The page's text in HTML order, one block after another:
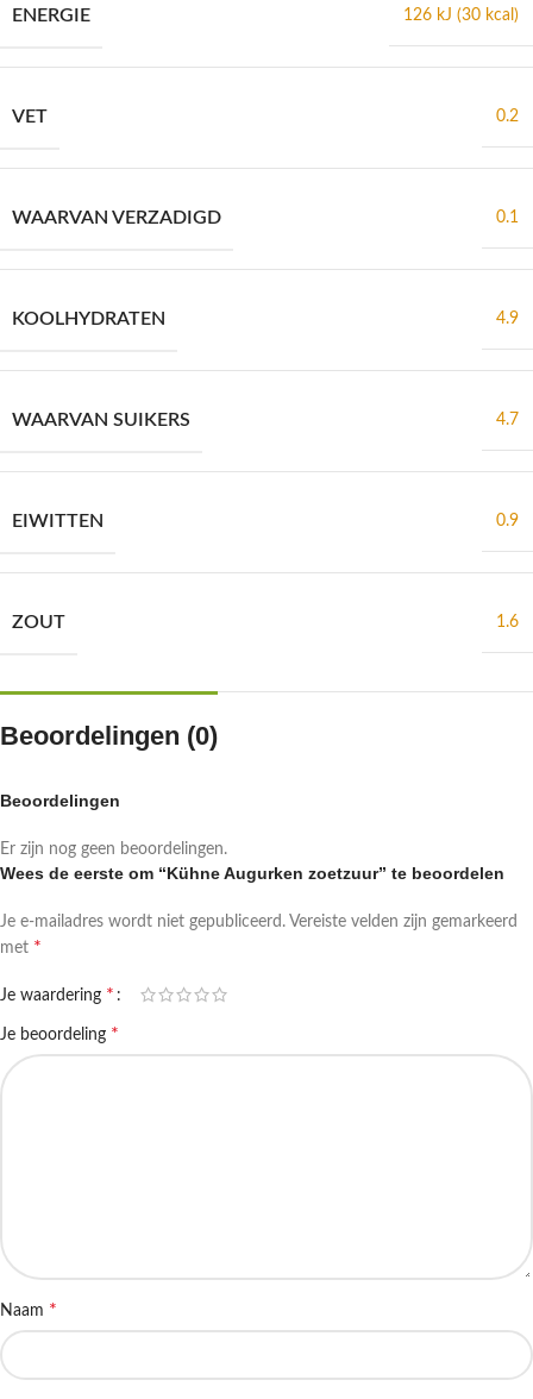
ENERGIE 126 kJ (30 kcal)
VET 0.2
WAARVAN VERZADIGD 0.1
KOOLHYDRATEN 4.9
WAARVAN SUIKERS 4.7
EIWITTEN 0.9
ZOUT 1.6
Beoordelingen (0)
Beoordelingen
Er zijn nog geen beoordelingen.
Wees de eerste om “Kühne Augurken zoetzuur” te beoordelen
Je e-mailadres wordt niet gepubliceerd. Vereiste velden zijn gemarkeerd
met *
Je waardering *
Je beoordeling *
Naam *